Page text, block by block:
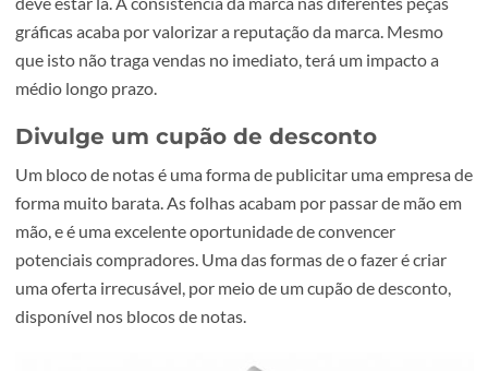
A personalização das páginas deverá ser pensada com
na imagem corporativa da empresa. Não basta colocar os
contactos e redes sociais. Toda a imagem corporativa
deve estar lá. A consistência da marca nas diferentes
gráficas acaba por valorizar a reputação da marca.